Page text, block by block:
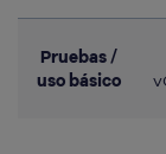
Pruebas /
uso básico